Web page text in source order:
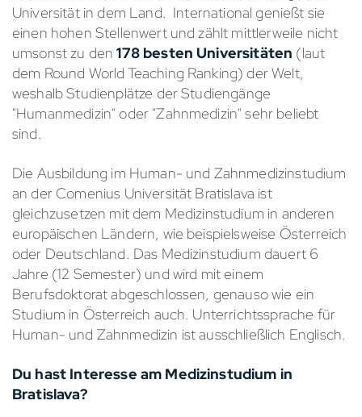
Universität in dem Land. International genießt sie
einen hohen Stellenwert und zählt mittlerweile nicht
umsonst zu den178 besten Universitäten (laut
dem Round World Teaching Ranking) der Welt,
weshalb Studienplätze der Studiengänge
"Humanmedizin" oder "Zahnmedizin" sehr beliebt
sind.
Die Ausbildung im Human- und Zahnmedizinstudium
an der Comenius Universität Bratislava ist
gleichzusetzen mit dem Medizinstudium in anderen
europäischen Ländern, wie beispielsweise Österreich
oder Deutschland. Das Medizinstudium dauert 6
Jahre (12 Semester) und wird mit einem
Berufsdoktorat abgeschlossen, genauso wie ein
Studium in Österreich auch. Unterrichtssprache für
Human- und Zahnmedizin ist ausschließlich Englisch.
Du hast Interesse am Medizinstudium in
Bratislava?